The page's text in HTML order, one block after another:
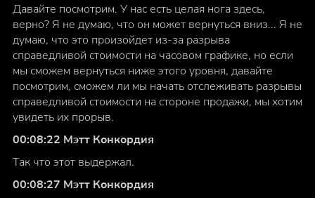
Давайте посмотрим. У нас есть целая нога здесь,
верно? Я не думаю, что он может вернуться вниз... Я не
думаю, что это произойдет из-за разрыва
справедливой стоимости на часовом графике, но если
мы сможем вернуться ниже этого уровня, давайте
посмотрим, сможем ли мы начать отслеживать разрывы
справедливой стоимости на стороне продажи, мы хотим
увидеть их прорыв.
00:08:22 Мэтт Конкордия
Так что этот выдержал.
00:08:27 Мэтт Конкордия